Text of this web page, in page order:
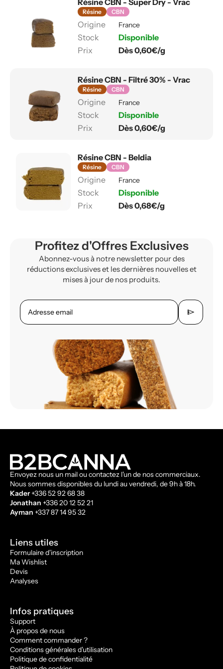
Résine CBN
France
Disponible
Dès 0,60€/g
Résine CBN - Filtré 30% - Vrac
Résine CBN
France
Disponible
Dès 0,60€/g
Résine CBN - Beldia
Résine CBN
France
Disponible
Dès 0,68€/g
Profitez d'Offres Exclusives
Abonnez-vous à notre newsletter pour des
réductions exclusives et les dernières nouvelles et
mises à jour de nos produits.
Adresse email send
Envoyez nous un mail ou contactez l'un de nos commerciaux.
Nous sommes disponibles du lundi au vendredi, de 9h à 18h.
Kader+336 52 92 68 38
Jonathan +336 20 12 52 21
Ayman +337 87 14 95 32
Liens utiles
Formulaire d'inscription
Ma Wishlist
Devis
Analyses
Infos pratiques
Support
À propos de nous
Comment commander ?
Conditions générales d'utilisation
Politique de confidentialité